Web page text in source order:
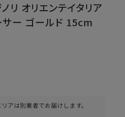
リ オリエンテイタリア
サー ゴールド 15cm
アは別業者でお届けします。